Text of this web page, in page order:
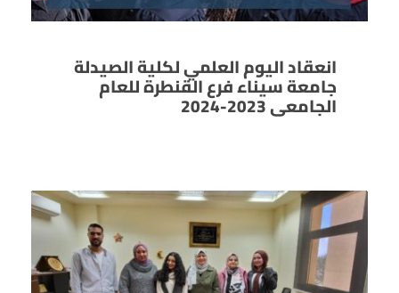
انعقاد اليوم العلمي لكلية الصيدلة
جامعة سيناء فرع القنطرة للعام
الجامعى 2023-2024